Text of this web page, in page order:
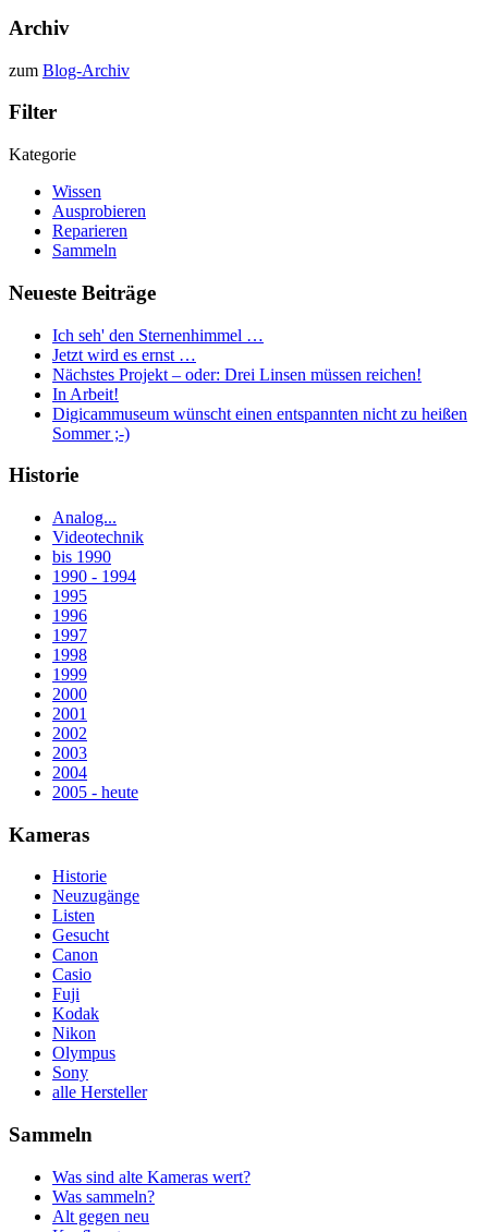
Archiv
zum Blog-Archiv
Filter
Kategorie
Wissen
Ausprobieren
Reparieren
Sammeln
Neueste Beiträge
Ich seh' den Sternenhimmel …
Jetzt wird es ernst …
Nächstes Projekt – oder: Drei Linsen müssen reichen!
In Arbeit!
Digicammuseum wünscht einen entspannten nicht zu heißen
Sommer ;-)
Historie
Analog...
Videotechnik
bis 1990
1990 - 1994
1995
1996
1997
1998
1999
2000
2001
2002
2003
2004
2005 - heute
Kameras
Historie
Neuzugänge
Listen
Gesucht
Canon
Casio
Fuji
Kodak
Nikon
Olympus
Sony
alle Hersteller
Sammeln
Was sind alte Kameras wert?
Was sammeln?
Alt gegen neu